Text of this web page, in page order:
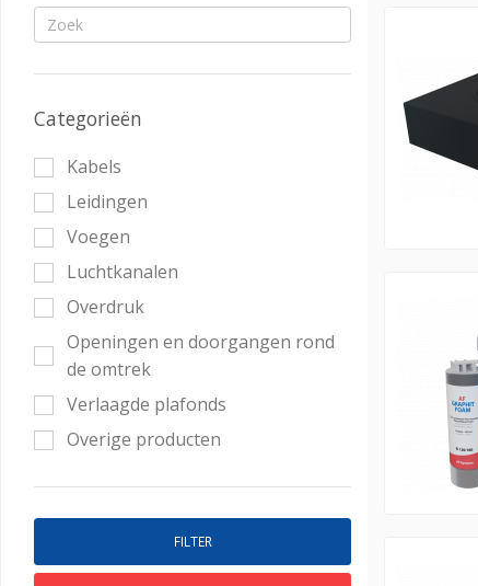
Categorieën
Kabels
Leidingen
Voegen
Luchtkanalen
Overdruk
Openingen en doorgangen rond
de omtrek
Verlaagde plafonds
Overige producten